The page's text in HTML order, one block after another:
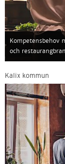
Kompetensbehov
och
Kalix kommun